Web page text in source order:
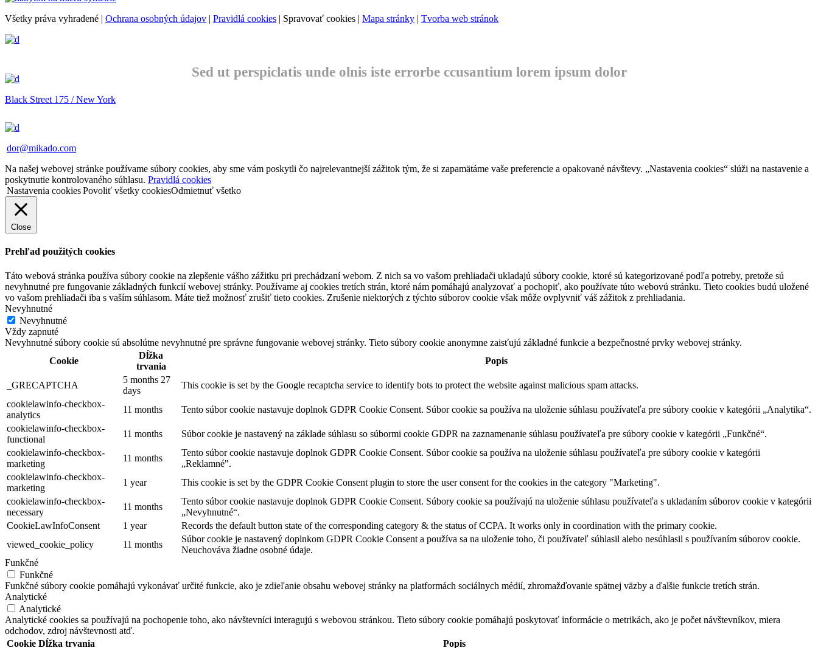
Všetky práva vyhradené | Ochrana osobných údajov | Pravidlá cookies | Spravovať cookies | Mapa stránky | Tvorba web stránok
Sed ut perspiclatis unde olnis iste errorbe ccusantium lorem ipsum dolor
Black Street 175 / New York
dor@mikado.com
Na našej webovej stránke používame súbory cookies, aby sme vám poskytli čo najrelevantnejší zážitok tým, že si zapamätáme vaše preferencie a opakované návštevy. „Nastavenia cookies“ slúži na nastavenie a
poskytnutie kontrolovaného súhlasu. Pravidlá cookies
Nastavenia cookiesPovoliť všetky cookiesOdmietnuť všetko
Close
Prehľad použitých cookies
Táto webová stránka používa súbory cookie na zlepšenie vášho zážitku pri prechádzaní webom. Z nich sa vo vašom prehliadači ukladajú súbory cookie, ktoré sú kategorizované podľa potreby, pretože sú
nevyhnutné pre fungovanie základných funkcií webovej stránky. Používame aj cookies tretích strán, ktoré nám pomáhajú analyzovať a pochopiť, ako používate túto webovú stránku. Tieto cookies budú uložené
vo vašom prehliadači iba s vaším súhlasom. Máte tiež možnosť zrušiť tieto cookies. Zrušenie niektorých z týchto súborov cookie však môže ovplyvniť váš zážitok z prehliadania.
Nevyhnutné
Nevyhnutné
Vždy zapnuté
Nevyhnutné súbory cookie sú absolútne nevyhnutné pre správne fungovanie webovej stránky. Tieto súbory cookie anonymne zaisťujú základné funkcie a bezpečnostné prvky webovej stránky.
Cookie
Dĺžka
trvania
Popis
_GRECAPTCHA
5 months 27
days
This cookie is set by the Google recaptcha service to identify bots to protect the website against malicious spam attacks.
cookielawinfo-checkbox-
analytics
11 months Tento súbor cookie nastavuje doplnok GDPR Cookie Consent. Súbor cookie sa používa na uloženie súhlasu používateľa pre súbory cookie v kategórii „Analytika“.
cookielawinfo-checkbox-
functional
11 months
Súbor cookie je nastavený na základe súhlasu so súbormi cookie GDPR na zaznamenanie súhlasu používateľa pre súbory cookie v kategórii „Funkčné“.
cookielawinfo-checkbox-
marketing
11 months
Tento súbor cookie nastavuje doplnok GDPR Cookie Consent. Súbor cookie sa používa na uloženie súhlasu používateľa pre súbory cookie v kategórii
„Reklamné".
cookielawinfo-checkbox-
marketing
1 year
This cookie is set by the GDPR Cookie Consent plugin to store the user consent for the cookies in the category "Marketing".
cookielawinfo-checkbox-
necessary
11 months
Tento súbor cookie nastavuje doplnok GDPR Cookie Consent. Súbory cookie sa používajú na uloženie súhlasu používateľa s ukladaním súborov cookie v kategórii
„Nevyhnutné“.
CookieLawInfoConsent
1 year
Records the default button state of the corresponding category & the status of CCPA. It works only in coordination with the primary cookie.
viewed_cookie_policy
11 months
Súbor cookie je nastavený doplnkom GDPR Cookie Consent a používa sa na uloženie toho, či používateľ súhlasil alebo nesúhlasil s používaním súborov cookie.
Neuchováva žiadne osobné údaje.
Funkčné
Funkčné
Funkčné súbory cookie pomáhajú vykonávať určité funkcie, ako je zdieľanie obsahu webovej stránky na platformách sociálnych médií, zhromažďovanie spätnej väzby a ďalšie funkcie tretích strán.
Analytické
Analytické
Analytické cookies sa používajú na pochopenie toho, ako návštevníci interagujú s webovou stránkou. Tieto súbory cookie pomáhajú poskytovať informácie o metrikách, ako je počet návštevníkov, miera
odchodov, zdroj návštevnosti atď.
Cookie Dĺžka trvania Popis